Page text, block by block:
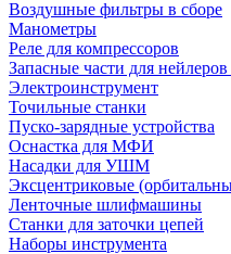
Воздушные фильтры в сборе
Манометры
Реле для компрессоров
Запасные части для
Электроинструмент
Точильные станки
Пуско-зарядные устройства
Оснастка для МФИ
Насадки для УШМ
Эксцентриковые
Ленточные шлифмашины
Станки для заточки цепей
Наборы инструмента